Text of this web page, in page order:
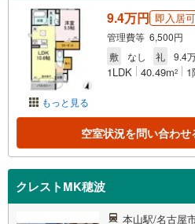
もっと見る
9.4万円 即入居可
管理費等 6,500円
敷
なし 礼 9.4
1LDK 40.49m2 1
空室状況を問い合わせ
クレストMK穂波
本山駅/名古屋